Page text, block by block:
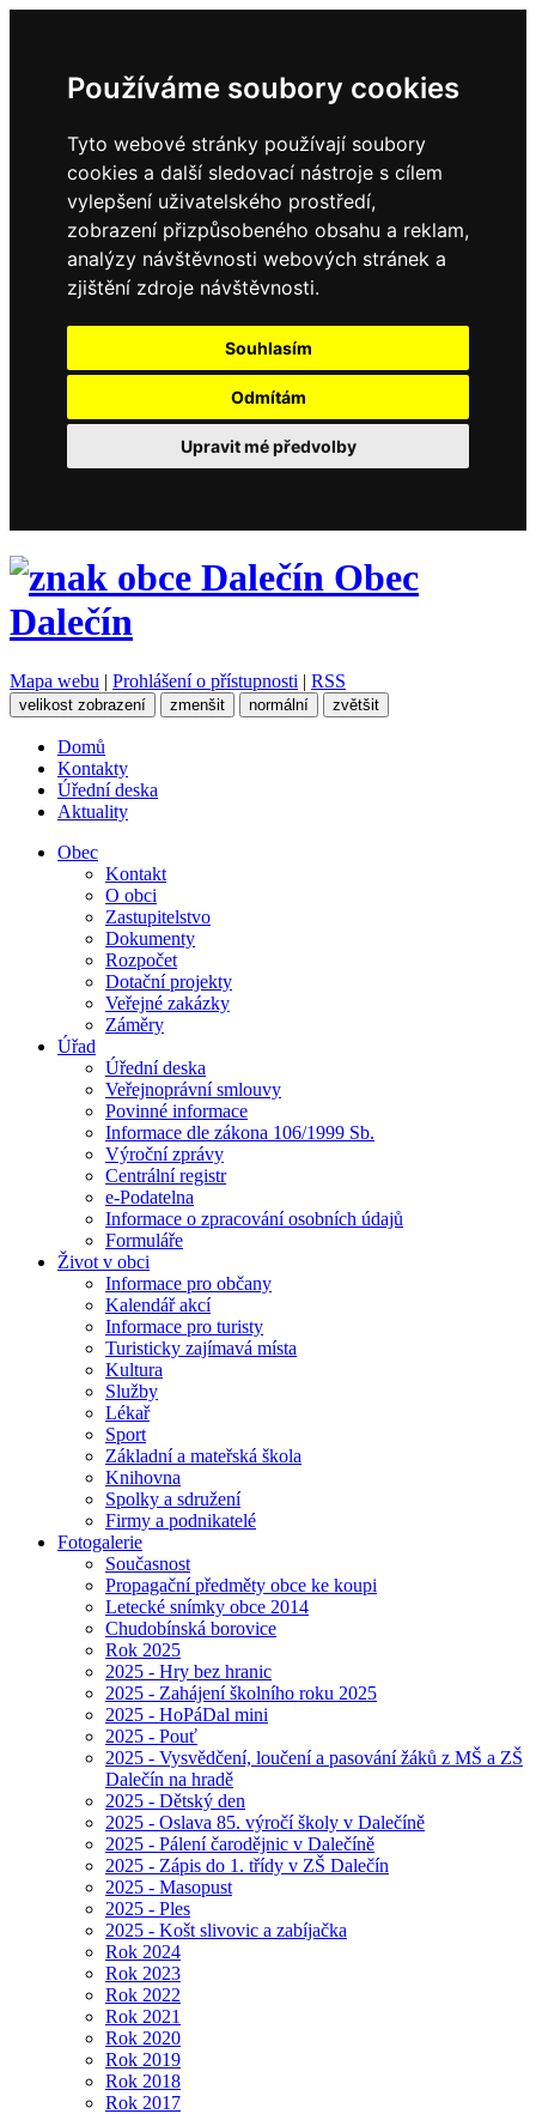
Používáme soubory cookies
Tyto webové stránky používají soubory
cookies a další sledovací nástroje s cílem
vylepšení uživatelského prostředí,
zobrazení přizpůsobeného obsahu a reklam,
analýzy návštěvnosti webových stránek a
zjištění zdroje návštěvnosti.
Souhlasím
Odmítám
Upravit mé předvolby
Obec
Dalečín
Mapa webu | Prohlášení o přístupnosti | RSS
velikost zobrazení zmenšit normální zvětšit
Domů
Kontakty
Úřední deska
Aktuality
Obec
Kontakt
O obci
Zastupitelstvo
Dokumenty
Rozpočet
Dotační projekty
Veřejné zakázky
Záměry
Úřad
Úřední deska
Veřejnoprávní smlouvy
Povinné informace
Informace dle zákona 106/1999 Sb.
Výroční zprávy
Centrální registr
e-Podatelna
Informace o zpracování osobních údajů
Formuláře
Život v obci
Informace pro občany
Kalendář akcí
Informace pro turisty
Turisticky zajímavá místa
Kultura
Služby
Lékař
Sport
Základní a mateřská škola
Knihovna
Spolky a sdružení
Firmy a podnikatelé
Fotogalerie
Současnost
Propagační předměty obce ke koupi
Letecké snímky obce 2014
Chudobínská borovice
Rok 2025
2025 - Hry bez hranic
2025 - Zahájení školního roku 2025
2025 - HoPáDal mini
2025 - Pouť
2025 - Vysvědčení, loučení a pasování žáků z MŠ a ZŠ
Dalečín na hradě
2025 - Dětský den
2025 - Oslava 85. výročí školy v Dalečíně
2025 - Pálení čarodějnic v Dalečíně
2025 - Zápis do 1. třídy v ZŠ Dalečín
2025 - Masopust
2025 - Ples
2025 - Košt slivovic a zabíjačka
Rok 2024
Rok 2023
Rok 2022
Rok 2021
Rok 2020
Rok 2019
Rok 2018
Rok 2017